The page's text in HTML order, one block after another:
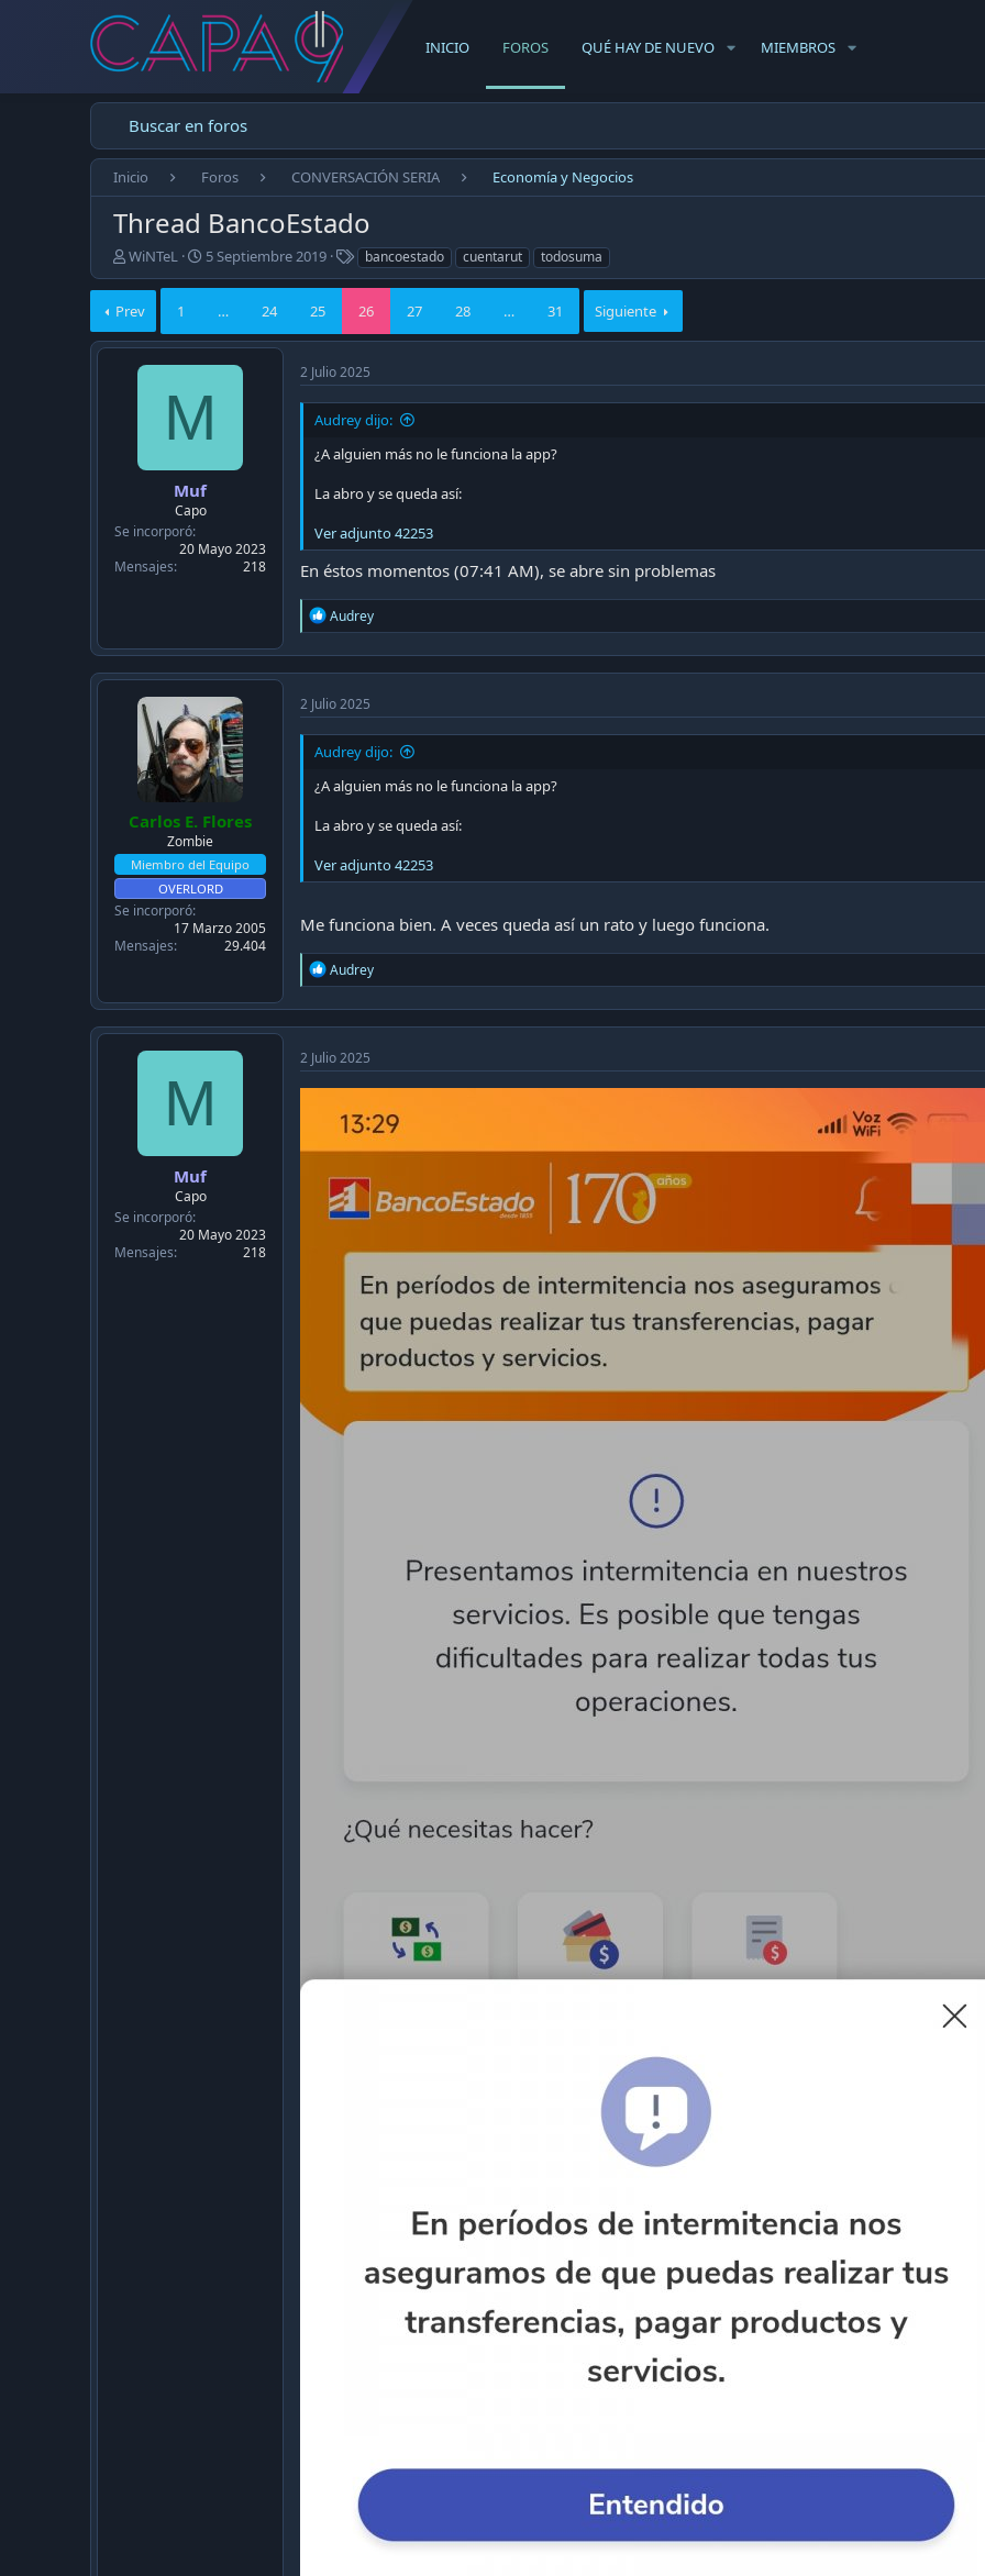
INICIO FOROS QUÉ HAY DE NUEVO MIEMBROS
Buscar en foros
Inicio Foros CONVERSACIÓN SERIA Economía y Negocios
Thread BancoEstado
E
m
p
e
z
ó
WiNTeL
F
e
c
a
d
p
u
i
c
a
i
5 Septiembre 2019
T
a
g
s
bancoestado cuentarut todosuma
Prev 1 … 24 25 26 27 28 … 31 Siguiente
M
Muf
Capo
Se incorporó
20 Mayo 2023
Mensajes
218
2 Julio 2025
Audrey dijo:
¿A alguien más no le funciona la app?
La abro y se queda así:
Ver adjunto 42253
En éstos momentos (07:41 AM), se abre sin problemas
R
e
i
o
n
s
Audrey
Carlos E. Flores
Zombie
Miembro del Equipo
OVERLORD
Se incorporó
17 Marzo 2005
Mensajes
29.404
2 Julio 2025
Audrey dijo:
¿A alguien más no le funciona la app?
La abro y se queda así:
Ver adjunto 42253
Me funciona bien. A veces queda así un rato y luego funciona.
R
e
i
o
n
Audrey
M
Muf
Capo
Se incorporó
20 Mayo 2023
Mensajes
218
2 Julio 2025